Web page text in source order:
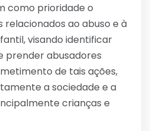
como prioridade o
ao abuso e à
visando identificar
prender abusadores
de tais ações,
a sociedade e a
crianças e